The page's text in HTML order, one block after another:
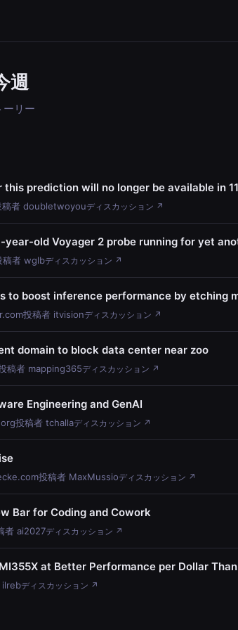
週
ーリー
this prediction will no longer be available in
稿者 doubletwoyouディスカッション ↗
year-old Voyager 2 probe running for yet
稿者 wglbディスカッション ↗
to boost inference performance by etching
投稿者 itvisionディスカッション ↗
domain to block data center near zoo
稿者 mapping365ディスカッション ↗
Engineering and GenAI
投稿者 tchallaディスカッション ↗
投稿者 MaxMussioディスカッション ↗
Bar for Coding and Cowork
者 ai2027ディスカッション ↗
at Better Performance per Dollar
ilrebディスカッション ↗